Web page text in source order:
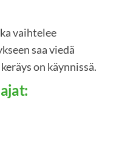
vaihtelee
saa viedä
on käynnissä.